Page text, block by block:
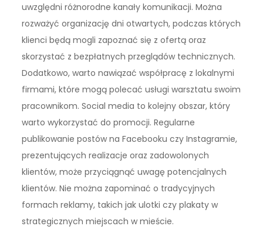
uwzględni różnorodne kanały komunikacji. Można
rozważyć organizację dni otwartych, podczas których
klienci będą mogli zapoznać się z ofertą oraz
skorzystać z bezpłatnych przeglądów technicznych.
Dodatkowo, warto nawiązać współpracę z lokalnymi
firmami, które mogą polecać usługi warsztatu swoim
pracownikom. Social media to kolejny obszar, który
warto wykorzystać do promocji. Regularne
publikowanie postów na Facebooku czy Instagramie,
prezentujących realizacje oraz zadowolonych
klientów, może przyciągnąć uwagę potencjalnych
klientów. Nie można zapominać o tradycyjnych
formach reklamy, takich jak ulotki czy plakaty w
strategicznych miejscach w mieście.